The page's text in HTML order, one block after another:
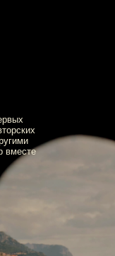
вместе